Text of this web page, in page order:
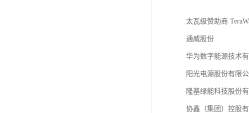
太瓦级赞助商
通威股份
华为数字能源技术
阳光电源股份有限公
隆基绿能科技股份
协鑫（集团）控股